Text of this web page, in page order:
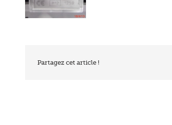
Partagez cet article !